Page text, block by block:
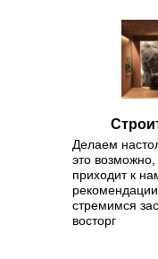
Делаем
это возможно,
приходит к
стремимся
восторг